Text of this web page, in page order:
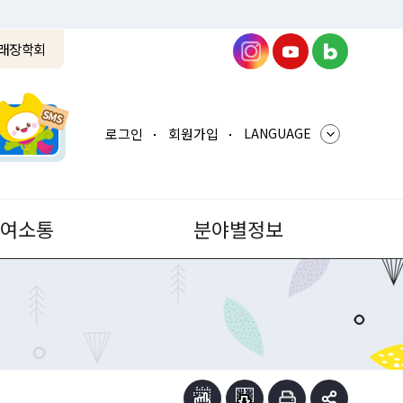
장학회
로그인 회원가입 LANGUAGE
소통 분야별정보